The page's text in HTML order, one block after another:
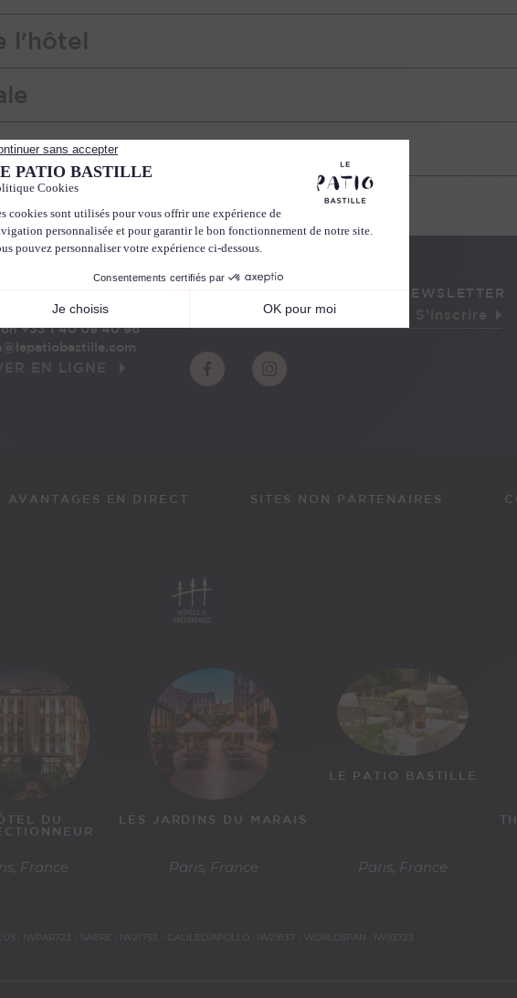
l'hôtel
pratiques
+33 1 40 09 40 00
+33 1 40 09 40 96
EN LIGNE
ABONNEZ-VOUS À NOTRE NEWSLETTER
AVANTAGES EN DIRECT SITES NON PARTENAIRES
DU
France
LES JARDINS DU MARAIS
Paris, France
LE PATIO BASTILLE
Paris, France
: IWPAR723 - SABRE : IW21755 - GALILEO/APOLLO : IW29137 - WORLDSPAN : IW93723